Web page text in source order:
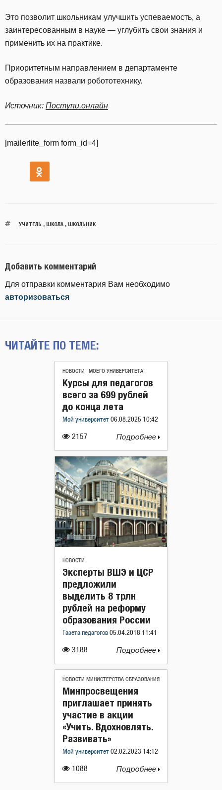
Это позволит школьникам улучшить успеваемость, а
заинтересованным в науке — углубить свои знания и
применить их на практике.
Приоритетным направлением в департаменте
образования назвали робототехнику.
Источник: Поступи.онлайн
[mailerlite_form form_id=4]
УЧИТЕЛЬ , ШКОЛА, ШКОЛЬНИК
Добавить комментарий
Для отправки комментария Вам необходимо
авторизоваться
ЧИТАЙТЕ ПО ТЕМЕ:
НОВОСТИ "МОЕГО УНИВЕРСИТЕТА"
2157
Курсы для педагогов
всего за 699 рублей
до конца лета
Мой университет 06.08.2025 10:42
Подробнее
НОВОСТИ
3188
Эксперты ВШЭ и ЦСР
предложили
выделить 8 трлн
рублей на реформу
образования России
Газета педагогов 05.04.2018 11:41
Подробнее
НОВОСТИ МИНИСТЕРСТВА ОБРАЗОВАНИЯ
1088
Минпросвещения
приглашает принять
участие в акции
«Учить. Вдохновлять.
Развивать»
Мой университет 02.02.2023 14:12
Подробнее